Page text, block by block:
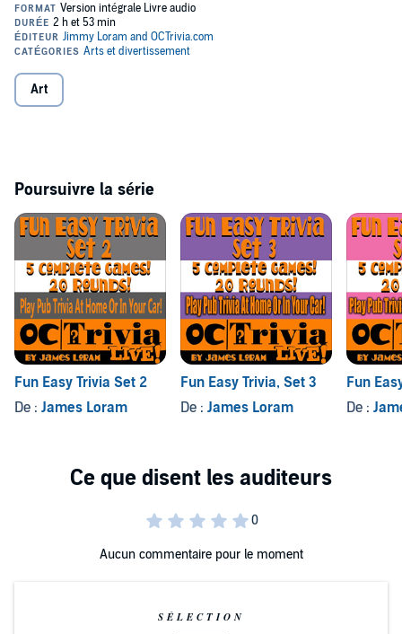
Art
Poursuivre la série
Fun Easy Trivia Set 2
De : James Loram
Fun Easy Trivia, Set 3
De : James Loram
Fun
De :
Aucun commentaire pour le moment
SÉLECTION